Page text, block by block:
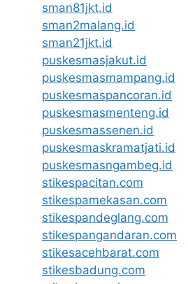
sman81jkt.id
sman2malang.id
sman21jkt.id
puskesmasjakut.id
puskesmasmampang.id
puskesmaspancoran.id
puskesmasmenteng.id
puskesmassenen.id
puskesmaskramatjati.id
puskesmasngambeg.id
stikespacitan.com
stikespamekasan.com
stikespandeglang.com
stikespangandaran.com
stikesacehbarat.com
stikesbadung.com